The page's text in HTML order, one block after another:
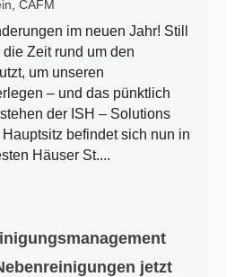
,CAFM
im neuen Jahr! Still
Zeit rund um den
um unseren
– und das pünktlich
der ISH – Solutions
befindet sich nun in
Häuser St....
jetzt